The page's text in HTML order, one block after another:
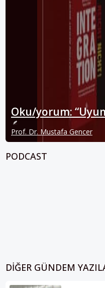
Oku/yorum:
Prof. Dr. Mustafa Gencer
PODCAST
DIĞER GÜNDEM